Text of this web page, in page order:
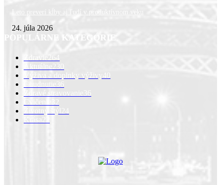
Leto preverí kĺby aj ľudí v produktívnom veku
24. júla 2026
POPULÁRNE KATEGÓRIE
Zdravie 264
Aktuálne 230
Výživa a doplnky výživy 40
36
Zdravé stravovanie 36
Životný štýl
24
Krása